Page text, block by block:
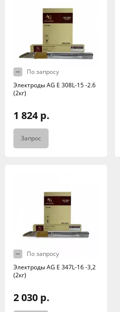
По запросу
Электроды AG E 308L-15 -2.6
(2кг)
1 824 р.
Запрос
По запросу
Электроды AG E 347L-16 -3,2
(2кг)
2 030 р.